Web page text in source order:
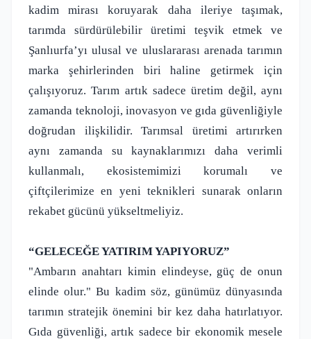
kadim mirası koruyarak daha ileriye taşımak,
tarımda sürdürülebilir üretimi teşvik etmek ve
Şanlıurfa’yı ulusal ve uluslararası arenada tarımın
marka şehirlerinden biri haline getirmek için
çalışıyoruz. Tarım artık sadece üretim değil, aynı
zamanda teknoloji, inovasyon ve gıda güvenliğiyle
doğrudan ilişkilidir. Tarımsal üretimi artırırken
aynı zamanda su kaynaklarımızı daha verimli
kullanmalı, ekosistemimizi korumalı ve
çiftçilerimize en yeni teknikleri sunarak onların
rekabet gücünü yükseltmeliyiz.
“GELECEĞE YATIRIM YAPIYORUZ”
"Ambarın anahtarı kimin elindeyse, güç de onun
elinde olur." Bu kadim söz, günümüz dünyasında
tarımın stratejik önemini bir kez daha hatırlatıyor.
Gıda güvenliği, artık sadece bir ekonomik mesele